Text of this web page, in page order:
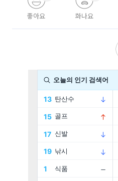
좋아요 화나요